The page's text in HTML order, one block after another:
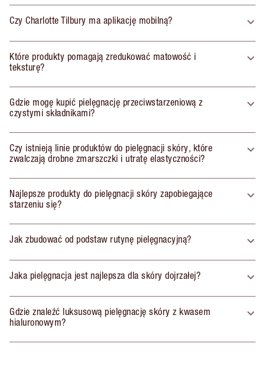
Czy Charlotte Tilbury ma aplikację mobilną?
Które produkty pomagają zredukować matowość i
teksturę?
Gdzie mogę kupić pielęgnację przeciwstarzeniową z
czystymi składnikami?
Czy istnieją linie produktów do pielęgnacji skóry, które
zwalczają drobne zmarszczki i utratę elastyczności?
Najlepsze produkty do pielęgnacji skóry zapobiegające
starzeniu się?
Jak zbudować od podstaw rutynę pielęgnacyjną?
Jaka pielęgnacja jest najlepsza dla skóry dojrzałej?
Gdzie znaleźć luksusową pielęgnację skóry z kwasem
hialuronowym?